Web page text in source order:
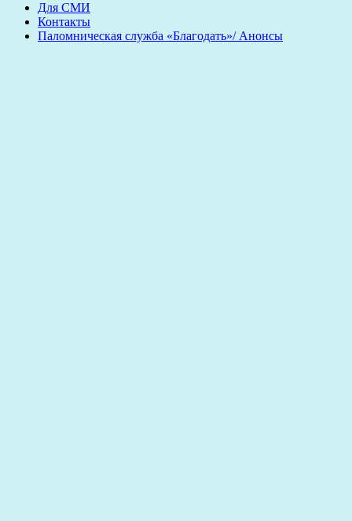
Для СМИ
Контакты
Паломническая служба «Благодать»/ Анонсы